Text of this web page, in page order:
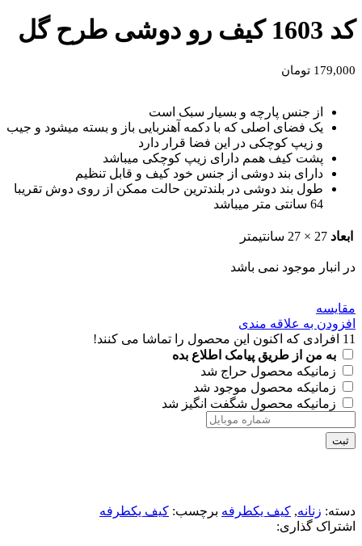
کد 1603 کیف رو دوشی طرح گل
179,000 تومان
از جنس پارچه و بسیار سبک است
یک فضای اصلی که با دکمه آهنربایی باز و بسته میشود و جیب
و زیپ کوچکی در این فضا قرار دارد
پشت کیف همم دارای زیپ کوچکی میباشد
دارای بند دوشی از جنس خود کیف و قابل تنظیم
طول بند دوشی در بلندترین حالت ممکن از روی دوش تقریبا
64 سانتی متر میباشد
ابعاد 27 × 27 سانتیمتر
در انبار موجود نمی باشد
مقايسه
افزودن به علاقه مندی
11 افرادی که اکنون این محصول را تماشا می کنند!
به من از طریق پیامک اطلاع بده
زمانیکه محصول حراج شد
زمانیکه محصول موجود شد
زمانیکه محصول شگفت انگیز شد
ثبت
دسته: زنانه, کیف یکطرفه برچسب: کیف یکطرفه
اشتراک گذاری: